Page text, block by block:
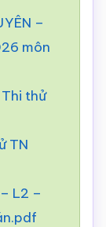
–
môn
Thi thử
TN
L2 –